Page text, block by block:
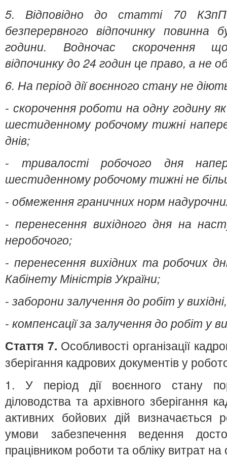
5. Відповідно до статті 70
безперервного відпочинку
години. Водночас скорочення
відпочинку до 24 годин це право, а не
6. На період дії воєнного стану не
- скорочення роботи на одну годину
шестиденному робочому тижні
днів;
- тривалості робочого дня
шестиденному робочому тижні не
- обмеження граничних норм
- перенесення вихідного дня на
неробочого;
- перенесення вихідних та робочих
Кабінету Міністрів України;
- заборони залучення до робіт у
- компенсації за залучення до робіт у
Стаття 7. Особливості організації
зберігання кадрових документів у
1. У період дії воєнного стану
діловодства та архівного зберігання
активних бойових дій визначається
умови забезпечення ведення
працівником роботи та обліку витрат на